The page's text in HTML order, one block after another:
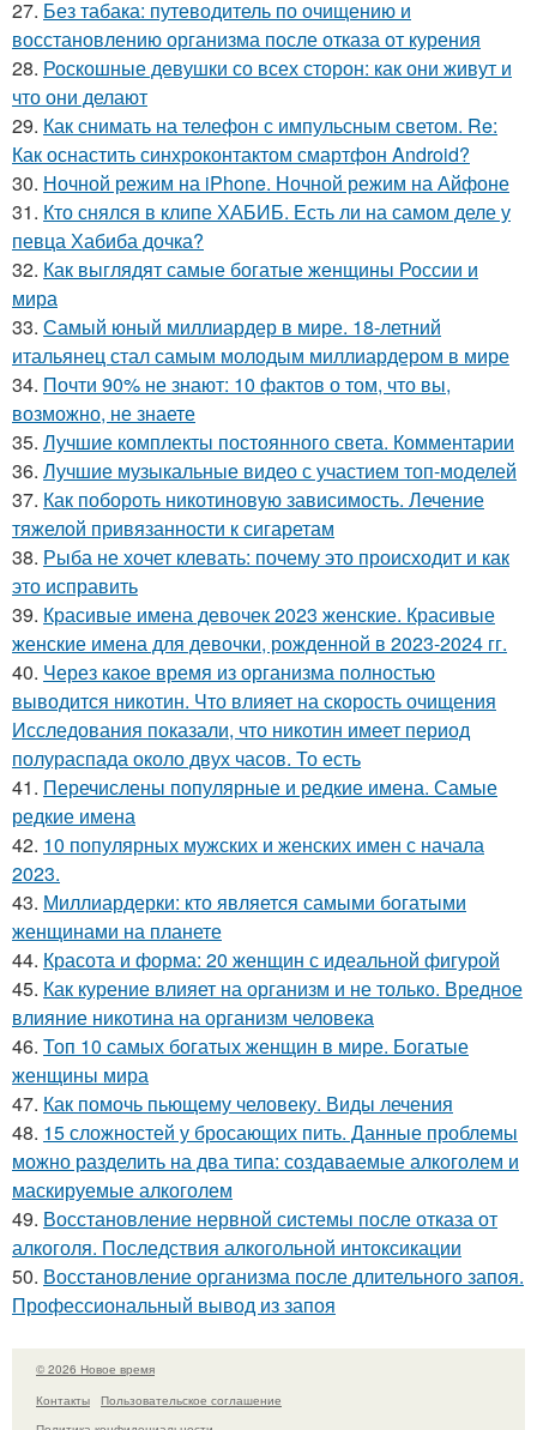
27. Без табака: путеводитель по очищению и
восстановлению организма после отказа от курения
28. Роскошные девушки со всех сторон: как они живут и
что они делают
29. Как снимать на телефон с импульсным светом. Re:
Как оснастить синхроконтактом смартфон Android?
30. Ночной режим на iPhone. Ночной режим на Айфоне
31. Кто снялся в клипе ХАБИБ. Есть ли на самом деле у
певца Хабиба дочка?
32. Как выглядят самые богатые женщины России и
мира
33. Самый юный миллиардер в мире. 18-летний
итальянец стал самым молодым миллиардером в мире
34. Почти 90% не знают: 10 фактов о том, что вы,
возможно, не знаете
35. Лучшие комплекты постоянного света. Комментарии
36. Лучшие музыкальные видео с участием топ-моделей
37. Как побороть никотиновую зависимость. Лечение
тяжелой привязанности к сигаретам
38. Рыба не хочет клевать: почему это происходит и как
это исправить
39. Красивые имена девочек 2023 женские. Красивые
женские имена для девочки, рожденной в 2023-2024 гг.
40. Через какое время из организма полностью
выводится никотин. Что влияет на скорость очищения
Исследования показали, что никотин имеет период
полураспада около двух часов. То есть
41. Перечислены популярные и редкие имена. Самые
редкие имена
42. 10 популярных мужских и женских имен с начала
2023.
43. Миллиардерки: кто является самыми богатыми
женщинами на планете
44. Красота и форма: 20 женщин с идеальной фигурой
45. Как курение влияет на организм и не только. Вредное
влияние никотина на организм человека
46. Топ 10 самых богатых женщин в мире. Богатые
женщины мира
47. Как помочь пьющему человеку. Виды лечения
48. 15 сложностей у бросающих пить. Данные проблемы
можно разделить на два типа: создаваемые алкоголем и
маскируемые алкоголем
49. Восстановление нервной системы после отказа от
алкоголя. Последствия алкогольной интоксикации
50. Восстановление организма после длительного запоя.
Профессиональный вывод из запоя
© 2026 Новое время
Контакты
Пользовательское соглашение